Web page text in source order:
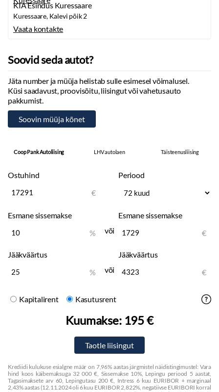
KIA Esindus Kuressaare
Kuressaare, Kalevi põik 2
Vaata kontakte
Soovid seda autot?
Jäta number ja müüja helistab sulle esimesel võimalusel.
Küsi saadavust, proovisõitu, liisingut või vahetusauto
pakkumist.
Coop Pank Autoliising LHV autolaen Täisteenusliising
Ostuhind
€
Periood
Esmane sissemakse
%
või
Esmane sissemakse
€
Jääkväärtus
%
või
Jääkväärtus
€
Kapitalirent Kasutusrent
Kuumakse: 195 €
Krediidi kulukuse esialgne määr on 7,96% aastas järgmistel näidistingimustel: Vara
hind koos käibemaksuga 32 000 €, Sissemakse 10%, Lepingu periood 5 aastat,
Tagasimaksete arv 60, Lepingutasu 200 €, Intress 6 kuu EURIBOR + marginaal
2,43% aastas (12.11.2024 oli 6 kuu EURIBOR 2,822%, negatiivse EURIBORI korral